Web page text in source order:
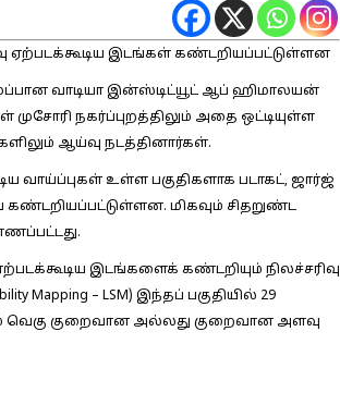
ஏற்படக்கூடிய இடங்கள் கண்டறியப்பட்டுள்ளன
வாடியா இன்ஸ்டிட்யூட் ஆப் ஹிமாலயன்
முசோரி நகர்ப்புறத்திலும் அதை ஒட்டியுள்ள
ஆய்வு நடத்தினார்கள்.
வாய்ப்புகள் உள்ள பகுதிகளாக படாகட், ஜார்ஜ்
மிகவும் சிதறுண்ட
இடங்களைக் கண்டறியும் நிலச்சரிவு
Mapping – LSM) இந்தப் பகுதியில் 29
வெகு குறைவான அல்லது குறைவான அளவு